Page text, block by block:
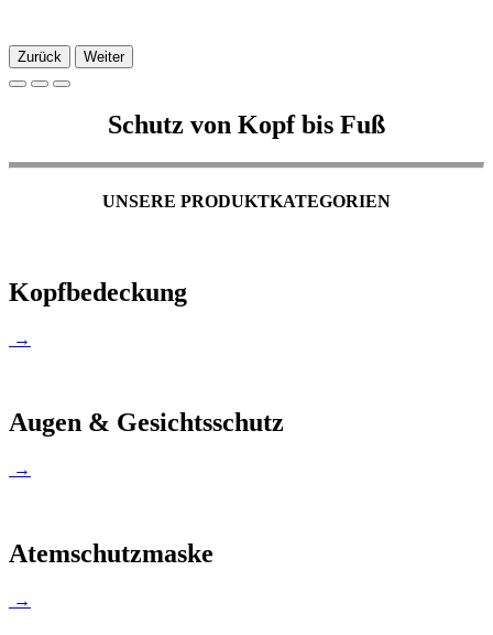
Zurück Weiter
Schutz von Kopf bis Fuß
UNSERE PRODUKTKATEGORIEN
Kopfbedeckung
→
Augen & Gesichtsschutz
→
Atemschutzmaske
→